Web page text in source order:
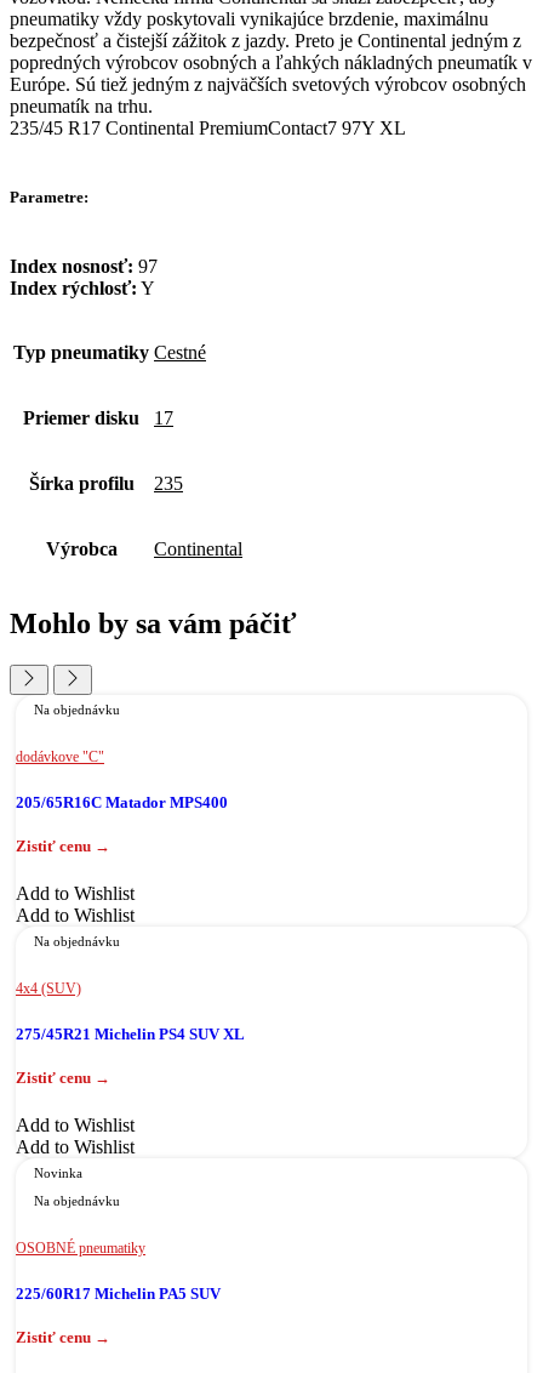
pneumatiky vždy poskytovali vynikajúce brzdenie, maximálnu
bezpečnosť a čistejší zážitok z jazdy. Preto je Continental jedným z
popredných výrobcov osobných a ľahkých nákladných pneumatík v
Európe. Sú tiež jedným z najväčších svetových výrobcov osobných
pneumatík na trhu.
235/45 R17 Continental PremiumContact7 97Y XL
Parametre:
Index nosnosť: 97
Index rýchlosť: Y
Typ pneumatiky Cestné
Priemer disku 17
Šírka profilu 235
Výrobca Continental
Mohlo by sa vám páčiť
Na objednávku
dodávkove "C"
205/65R16C Matador MPS400
Add to Wishlist
Add to Wishlist
Na objednávku
4x4 (SUV)
275/45R21 Michelin PS4 SUV XL
Add to Wishlist
Add to Wishlist
Novinka
Na objednávku
OSOBNÉ pneumatiky
225/60R17 Michelin PA5 SUV